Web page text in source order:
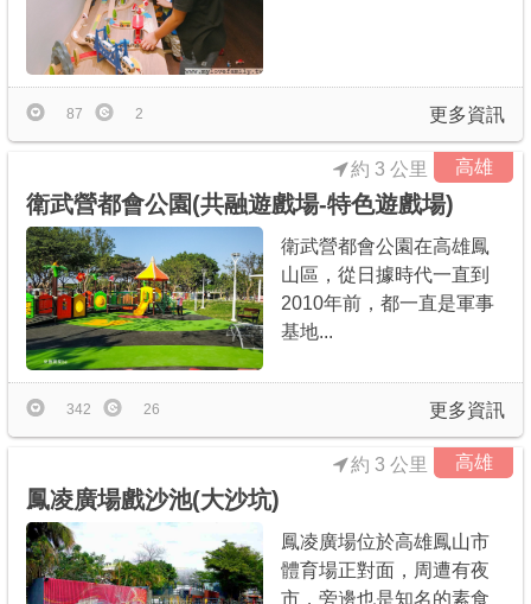
更多資訊
87 2
高雄
衛武營都會公園(共融遊戲場-特色遊戲場)
約 3 公里
衛武營都會公園在高雄鳳
山區，從日據時代一直到
2010年前，都一直是軍事
基地...
更多資訊
342 26
高雄
鳳凌廣場戲沙池(大沙坑)
約 3 公里
鳳凌廣場位於高雄鳳山市
體育場正對面，周遭有夜
市，旁邊也是知名的素食